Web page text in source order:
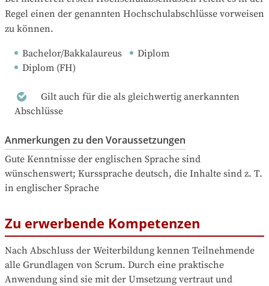
Regel einen der genannten Hochschulabschlüsse vorweisen
zu können.
Bachelor/Bakkalaureus
Diplom
Diplom (FH)
Gilt auch für die als gleichwertig anerkannten
Abschlüsse
Anmerkungen zu den Voraussetzungen
Gute Kenntnisse der englischen Sprache sind
wünschenswert; Kurssprache deutsch, die Inhalte sind z. T.
in englischer Sprache
Zu erwerbende Kompetenzen
Nach Abschluss der Weiterbildung kennen Teilnehmende
alle Grundlagen von Scrum. Durch eine praktische
Anwendung sind sie mit der Umsetzung vertraut und